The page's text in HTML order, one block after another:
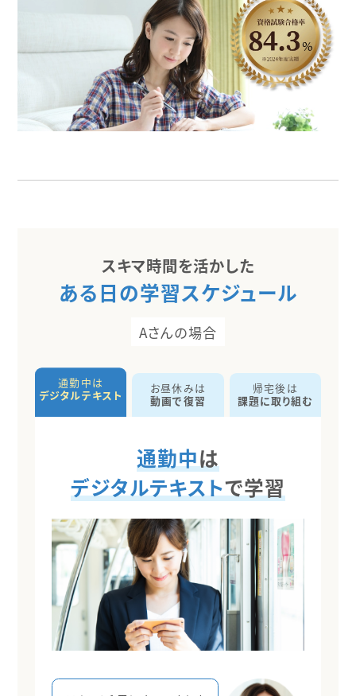
スキマ時間を活かした
ある日の学習スケジュール
Aさんの場合
通勤中は
デジタルテキスト
お昼休みは
動画で復習
帰宅後は
課題に取り組む
通勤中は
デジタルテキストで学習